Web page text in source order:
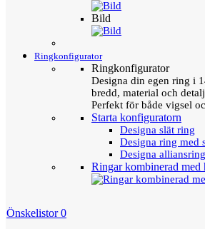
Bild
Ringkonfigurator
Ringkonfigurator
Designa din egen ring i
bredd, material och
Perfekt för både vigsel
Starta konfiguratorn
Designa slät ring
Designa ring med
Designa alliansring
Ringar kombinerad med
Önskelistor 0